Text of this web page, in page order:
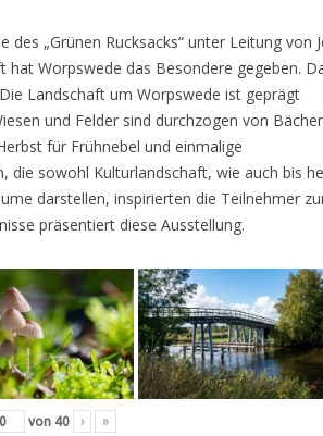
„Grünen Rucksacks“ unter Leitung von
Worpswede das Besondere gegeben.
Landschaft um Worpswede ist geprägt
und Felder sind durchzogen von
für Frühnebel und einmalige
die sowohl Kulturlandschaft, wie auch bis
darstellen, inspirierten die Teilnehmer
präsentiert diese Ausstellung.
von 40 › »